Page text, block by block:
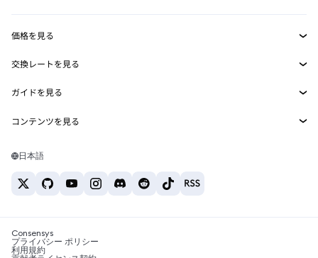
MetaMask Connect
Snaps
Web3サービス
セキュリティ
サポート
キャリア
お問い合わせ
価格を見る
イーサリアムの価格
Solanaの価格
Tetherの価格
交換レートを見る
ETH→USD
USDT→INR
BTC→INR
ETH→USDT
ガイドを見る
ETHの購入
USDTの購入
SHIBの購入
BNBの購入
コンテンツを見る
Solanaウォレット
税制関連ニュース
日本語
Consensys
プライバシー ポリシー
利用規約